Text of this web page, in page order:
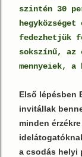
szintén 30
fedezhetjük
sokszínű, az
mennyeiek,
Első lépésben
invitállak
minden
a csodás helyi